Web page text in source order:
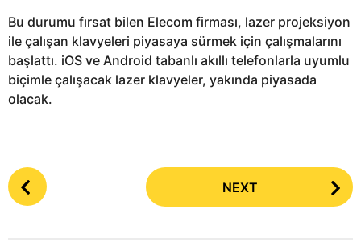
Bu durumu fırsat bilen Elecom firması, lazer projeksiyon
ile çalışan klavyeleri piyasaya sürmek için çalışmalarını
başlattı. iOS ve Android tabanlı akıllı telefonlarla uyumlu
biçimle çalışacak lazer klavyeler, yakında piyasada
olacak.
P
o
NEXT